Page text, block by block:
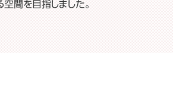
間を目指しました。